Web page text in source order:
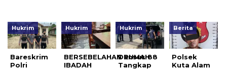
Hukrim
Bareskrim
Polri
Hukrim
BERSEBELAHAN RUMAH
IBADAH
Hukrim
Densus 88
Tangkap
Berita
Polsek
Kuta Alam